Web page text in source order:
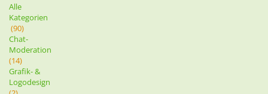
Alle
Kategorien
(90)
Chat-
Moderation
(14)
Grafik- &
Logodesign